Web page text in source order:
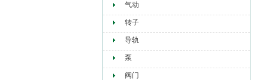
气动
转子
导轨
泵
阀门